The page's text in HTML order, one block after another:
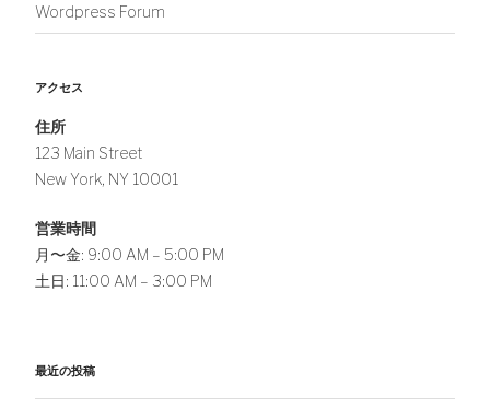
Wordpress Forum
アクセス
住所
123 Main Street
New York, NY 10001
営業時間
月〜金: 9:00 AM – 5:00 PM
土日: 11:00 AM – 3:00 PM
最近の投稿